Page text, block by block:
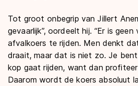
Tot groot onbegrip van Jillert
gevaarlijk”, oordeelt hij. “Er is
afvalkoers te rijden. Men denkt
draait, maar dat is niet zo. Je
kop gaat rijden, want dan
Daarom wordt de koers absoluut